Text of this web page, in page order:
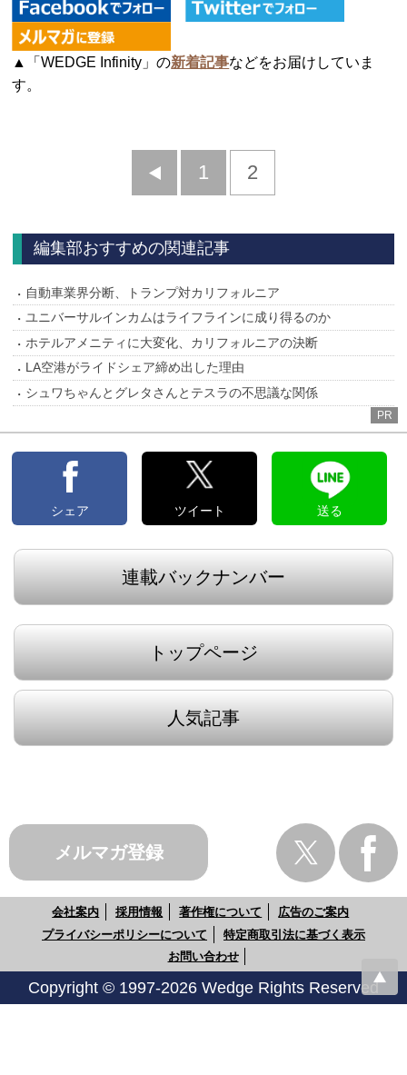
▲「WEDGE Infinity」の新着記事などをお届けしていま
す。
前
1 2
編集部おすすめの関連記事
自動車業界分断、トランプ対カリフォルニア
ユニバーサルインカムはライフラインに成り得るのか
ホテルアメニティに大変化、カリフォルニアの決断
LA空港がライドシェア締め出した理由
シュワちゃんとグレタさんとテスラの不思議な関係
PR
シェア ツイート 送る
連載バックナンバー
トップページ
人気記事
メルマガ登録
会社案内 採用情報 著作権について
広告のご案内
プライバシーポリシーについて
特定商取引法に基づく表示
お問い合わせ
Copyright © 1997-2026 Wedge Rights Reserved